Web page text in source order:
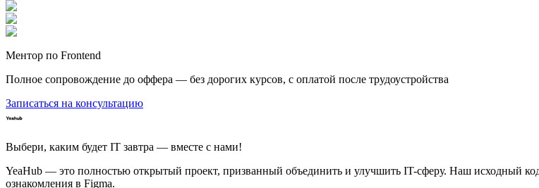
Ментор по Frontend
Полное сопровождение до оффера — без дорогих курсов, с оплатой после трудоустройства
Записаться на консультацию
Выбери, каким будет IT завтра — вместе c нами!
YeaHub — это полностью открытый проект, призванный объединить и улучшить IT-сферу. Наш исходный
ознакомления в Figma.